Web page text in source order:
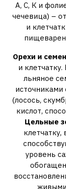
А, С, К и
чечевица) –
и
Орехи и
и
льняное
источниками
(лосось,
кислот,
Цельные
уровень
живыми